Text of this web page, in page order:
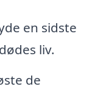
en sidste
liv.
de